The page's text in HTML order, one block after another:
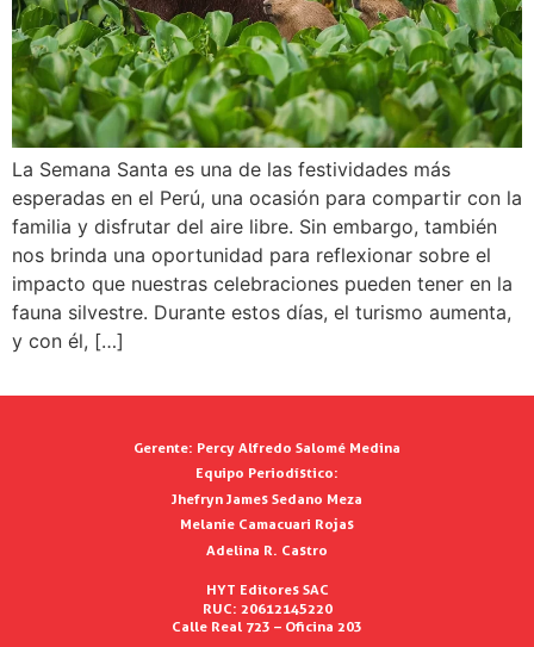
La Semana Santa es una de las festividades más
esperadas en el Perú, una ocasión para compartir con la
familia y disfrutar del aire libre. Sin embargo, también
nos brinda una oportunidad para reflexionar sobre el
impacto que nuestras celebraciones pueden tener en la
fauna silvestre. Durante estos días, el turismo aumenta,
y con él, […]
Gerente: Percy Alfredo Salomé Medina
Equipo Periodístico:
Jhefryn James Sedano Meza
Melanie Camacuari Rojas
Adelina R. Castro
HYT Editores SAC
RUC: 20612145220
Calle Real 723 – Oficina 203